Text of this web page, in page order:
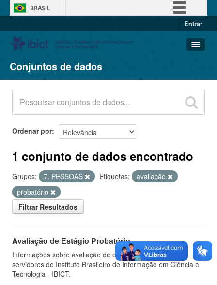
BRASIL
Entrar
Conjuntos de dados
Organizações
Grupos
Sobre
Conjuntos de dados
Ordenar por
1 conjunto de dados encontrado
Grupos: 7. PESSOAS Etiquetas:
avaliação
probatório
Filtrar Resultados
Avaliação de Estágio Probatório
Informações sobre avaliação de estágio probatório de
servidores do Instituto Brasileiro de Informação em Ciência e
Tecnologia - IBICT.